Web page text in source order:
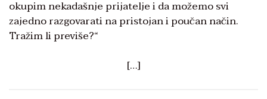
okupim nekadašnje prijatelje i da možemo svi
zajedno razgovarati na pristojan i poučan način.
Tražim li previše?“
[…]